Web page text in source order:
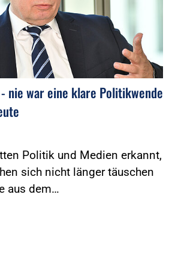
nie war eine klare Politikwende
Politik und Medien erkannt,
sich nicht länger täuschen
aus dem…